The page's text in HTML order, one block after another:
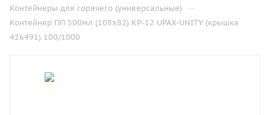
Контейнеры для горячего (универсальные) —
Контейнер ПП 500мл (108х82) КР-12 UPAX-UNITY (крышка
426491) 100/1000